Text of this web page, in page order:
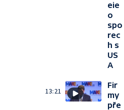
eie
o
spo
rec
h s
US
A
13:21
Fir
my
pře